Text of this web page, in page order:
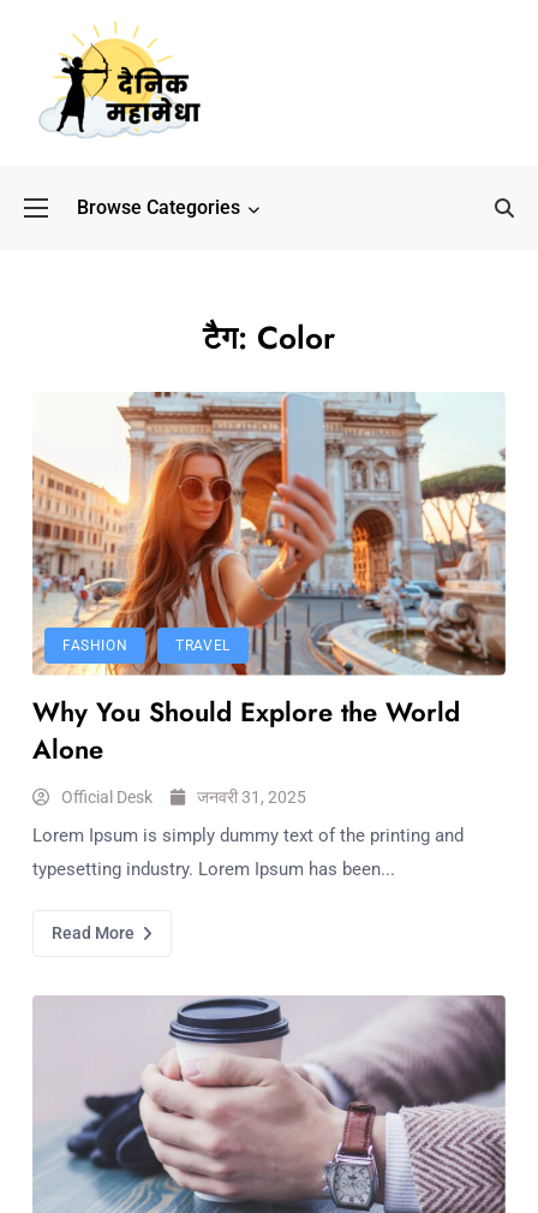
Browse Categories
टैग: Color
FASHION TRAVEL
Why You Should Explore the World
Alone
Official Desk जनवरी 31, 2025
Lorem Ipsum is simply dummy text of the printing and
typesetting industry. Lorem Ipsum has been...
Read More